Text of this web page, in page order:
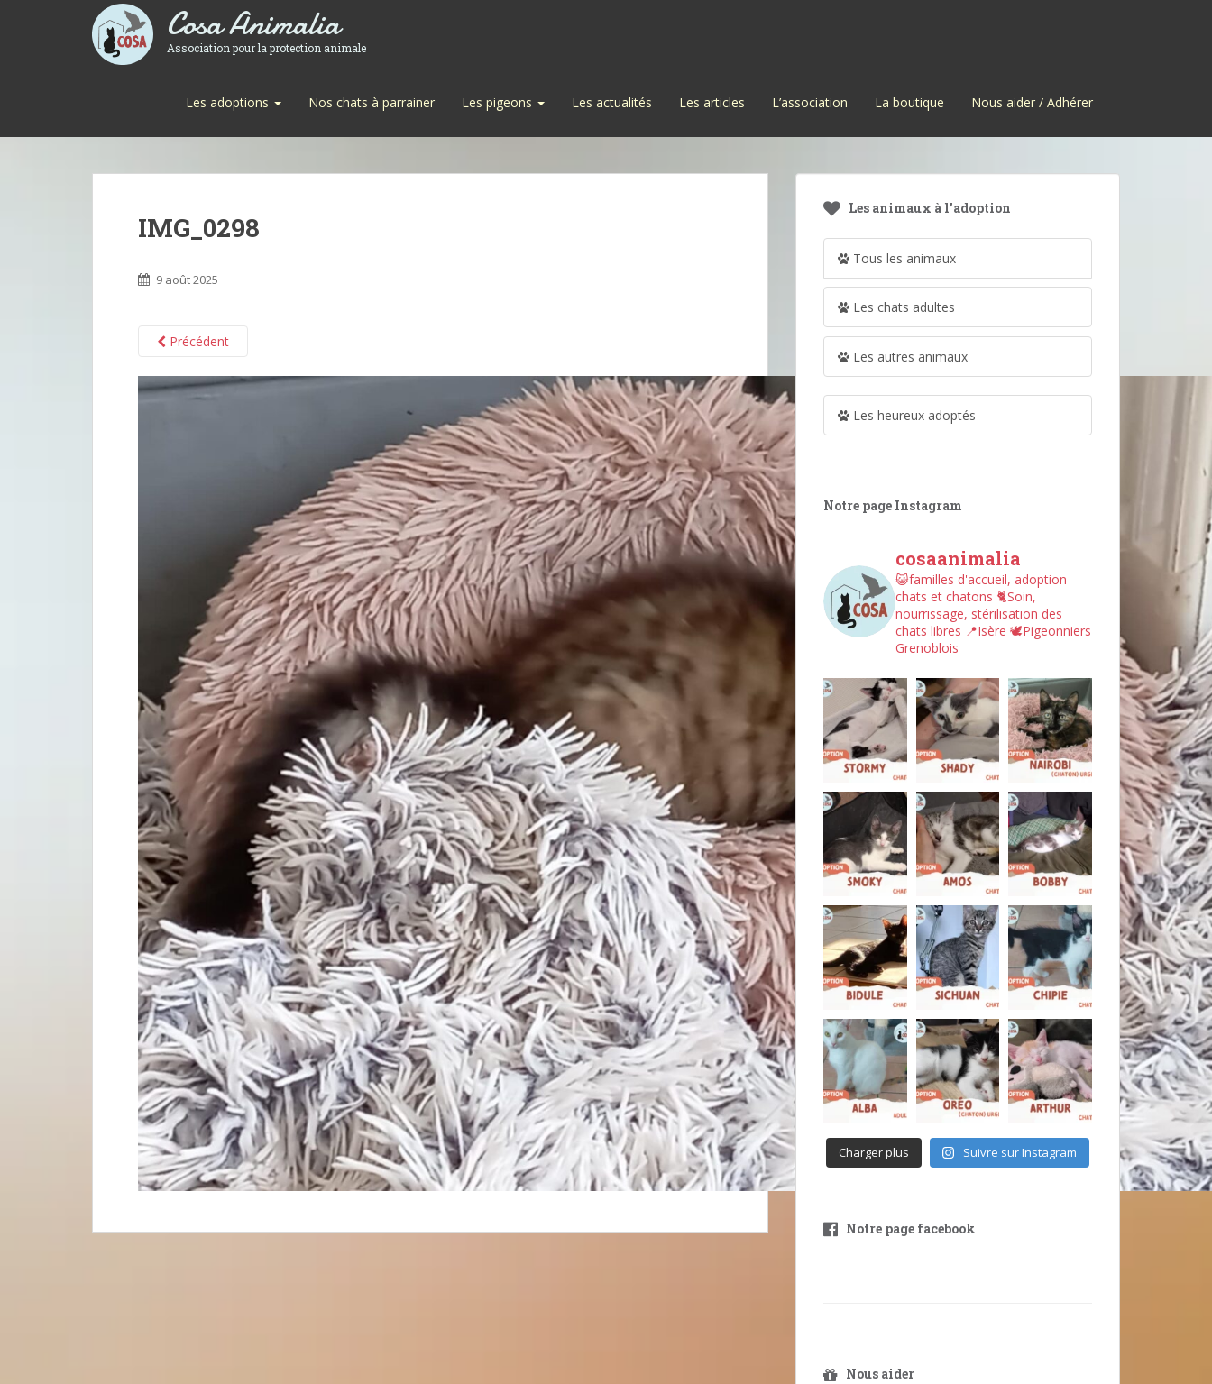
Cosa Animalia
Association pour la protection animale
Les adoptions Nos chats à parrainer Les pigeons Les actualités Les articles L’association La boutique Nous aider / Adhérer
IMG_0298
9 août 2025
Précédent
Les animaux à l’adoption
Tous les animaux
Les chats adultes
Les autres animaux
Les heureux adoptés
Notre page Instagram
cosaanimalia
😺familles d'accueil, adoption
chats et chatons 🐈Soin,
nourrissage, stérilisation des
chats libres 📍Isère 🕊︎Pigeonniers
Grenoblois
Charger plus Suivre sur Instagram
Notre page facebook
Nous aider